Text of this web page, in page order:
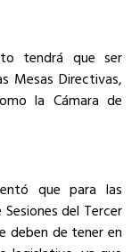
tendrá que ser
Mesas Directivas,
la Cámara de
que para las
del Tercer
deben de tener en